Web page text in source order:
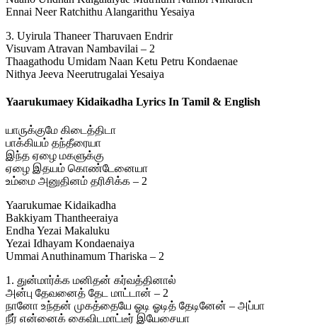
Ennai Neer Ratchithu Alangarithu Yesaiya
3. Uyirula Thaneer Tharuvaen Endrir
Visuvam Atravan Nambavilai – 2
Thaagathodu Umidam Naan Ketu Petru Kondaenae
Nithya Jeeva Neerutrugalai Yesaiya
Yaarukumaey Kidaikadha Lyrics In Tamil & English
யாருக்குமே கிடைத்திடா
பாக்கியம் தந்தீரையா
இந்த ஏழை மகளுக்கு
ஏழை இதயம் கொண்டேனையா
உம்மை அனுதினம் தரிசிக்க – 2
Yaarukumae Kidaikadha
Bakkiyam Thantheeraiya
Endha Yezai Makaluku
Yezai Idhayam Kondaenaiya
Ummai Anuthinamum Thariska – 2
1. துன்மார்க்க மனிதன் கர்வத்தினால்
அன்பு தேவனைத் தேட மாட்டான் – 2
நானோ உந்தன் முகத்தையே ஓடி ஓடித் தேடினேன் – அப்பா
நீர் என்னைக் கைவிடமாட்டீர் இயேசையா